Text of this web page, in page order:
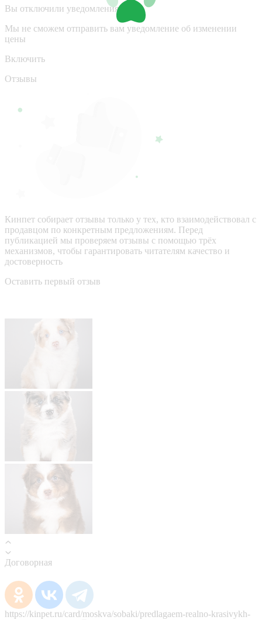
Вы отключили уведомления
Мы не сможем отправить вам уведомление об изменении
цены
Включить
Отзывы
Кинпет собирает отзывы только у тех, кто взаимодействовал с
продавцом по конкретным предложениям. Перед
публикацией мы проверяем отзывы с помощью трёх
механизмов, чтобы гарантировать читателям качество и
достоверность
Оставить первый отзыв
Договорная
https://kinpet.ru/card/moskva/sobaki/predlagaem-realno-krasivykh-